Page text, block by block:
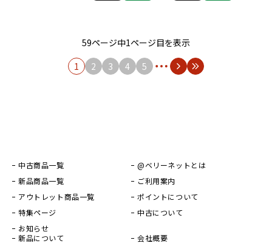
59ページ中1ページ目を表示
1
2 3 4 5
中古商品一覧
新品商品一覧
アウトレット商品一覧
特集ページ
お知らせ
@ベリーネットとは
ご利用案内
ポイントについて
中古について
新品について 会社概要